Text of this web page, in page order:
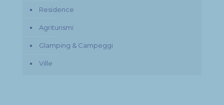
Residence
Agriturismi
Glamping & Campeggi
Ville